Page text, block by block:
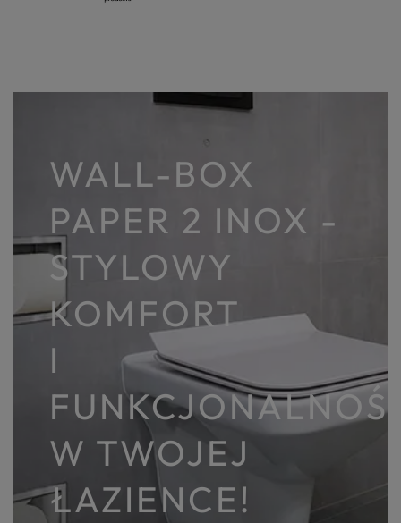
WALL-BOX
PAPER 2 INOX -
STYLOWY
KOMFORT
I
W TWOJEJ
ŁAZIENCE!